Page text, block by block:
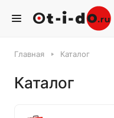
Главная Каталог
Каталог